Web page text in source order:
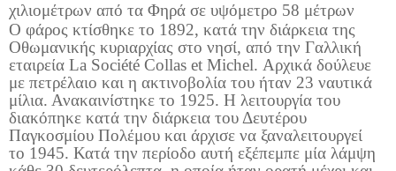
χιλιομέτρων από τα Φηρά σε υψόμετρο 58 μέτρων
Ο φάρος κτίσθηκε το 1892, κατά την διάρκεια της
Οθωμανικής κυριαρχίας στο νησί, από την Γαλλική
εταιρεία La Société Collas et Michel. Αρχικά δούλευε
με πετρέλαιο και η ακτινοβολία του ήταν 23 ναυτικά
μίλια. Ανακαινίστηκε το 1925. Η λειτουργία του
διακόπηκε κατά την διάρκεια του Δευτέρου
Παγκοσμίου Πολέμου και άρχισε να ξαναλειτουργεί
το 1945. Κατά την περίοδο αυτή εξέπεμπε μία λάμψη